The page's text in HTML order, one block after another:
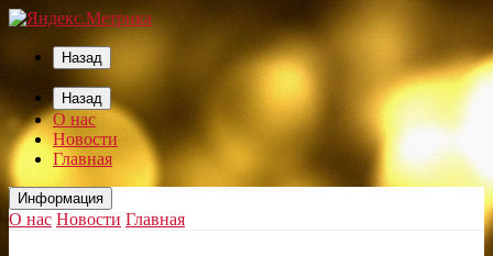
Назад
Назад
О нас
Новости
Главная
Информация
О нас Новости Главная